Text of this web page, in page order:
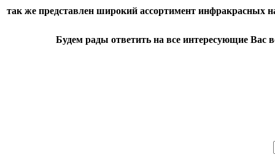
так же представлен широкий ассортимент инфракрасных
Будем рады ответить на все интересующие